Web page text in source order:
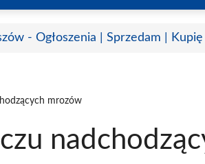
- Ogłoszenia | Sprzedam |
mrozów